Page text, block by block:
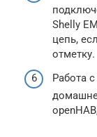
Shelly
цепь,
отметку.
Работа